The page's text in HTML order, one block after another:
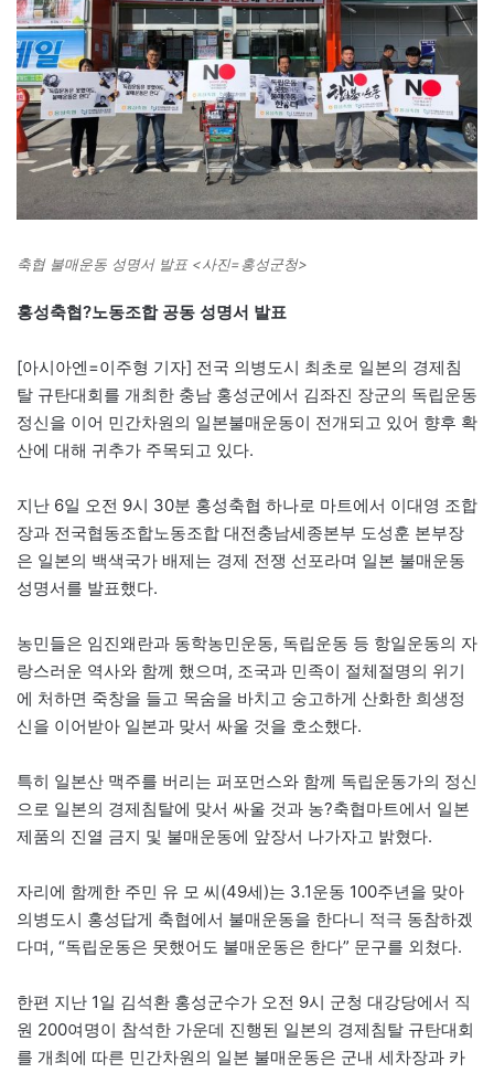
축협 불매운동 성명서 발표 <사진=홍성군청>
홍성축협?노동조합 공동 성명서 발표
[아시아엔=이주형 기자] 전국 의병도시 최초로 일본의 경제침
탈 규탄대회를 개최한 충남 홍성군에서 김좌진 장군의 독립운동
정신을 이어 민간차원의 일본불매운동이 전개되고 있어 향후 확
산에 대해 귀추가 주목되고 있다.
지난 6일 오전 9시 30분 홍성축협 하나로 마트에서 이대영 조합
장과 전국협동조합노동조합 대전충남세종본부 도성훈 본부장
은 일본의 백색국가 배제는 경제 전쟁 선포라며 일본 불매운동
성명서를 발표했다.
농민들은 임진왜란과 동학농민운동, 독립운동 등 항일운동의 자
랑스러운 역사와 함께 했으며, 조국과 민족이 절체절명의 위기
에 처하면 죽창을 들고 목숨을 바치고 숭고하게 산화한 희생정
신을 이어받아 일본과 맞서 싸울 것을 호소했다.
특히 일본산 맥주를 버리는 퍼포먼스와 함께 독립운동가의 정신
으로 일본의 경제침탈에 맞서 싸울 것과 농?축협마트에서 일본
제품의 진열 금지 및 불매운동에 앞장서 나가자고 밝혔다.
자리에 함께한 주민 유 모 씨(49세)는 3.1운동 100주년을 맞아
의병도시 홍성답게 축협에서 불매운동을 한다니 적극 동참하겠
다며, “독립운동은 못했어도 불매운동은 한다” 문구를 외쳤다.
한편 지난 1일 김석환 홍성군수가 오전 9시 군청 대강당에서 직
원 200여명이 참석한 가운데 진행된 일본의 경제침탈 규탄대회
를 개최에 따른 민간차원의 일본 불매운동은 군내 세차장과 카